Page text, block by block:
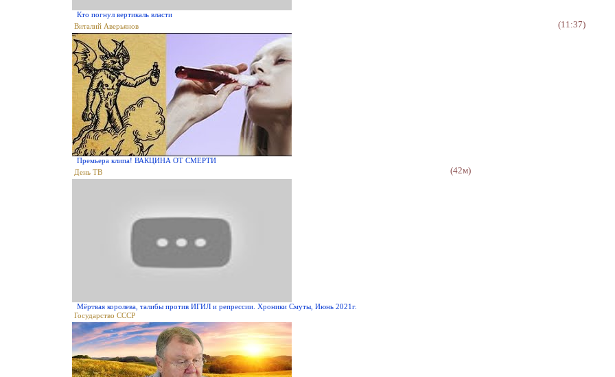
Кто погнул вертикаль власти
Виталий Аверьянов
(11:37)
Премьера клипа! ВАКЦИНА ОТ СМЕРТИ
День ТВ
(42м)
Мёртвая королева, талибы против ИГИЛ и репрессии. Хроники Смуты, Июнь 2021г.
Государство СССР